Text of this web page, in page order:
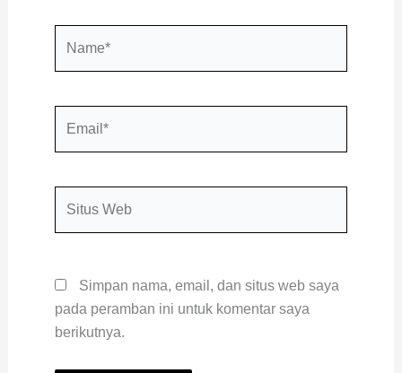
Simpan nama, email, dan situs web saya
pada peramban ini untuk komentar saya
berikutnya.